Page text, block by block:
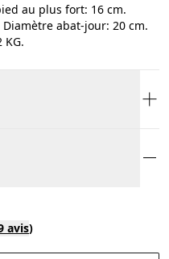
au plus fort: 16 cm.
abat-jour: 20 cm.
KG.
avis)